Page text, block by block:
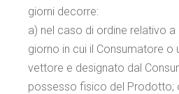
giorni decorre:
a) nel caso di ordine relativo
giorno in cui il Consumatore o
vettore e designato dal
possesso fisico del Prodotto;